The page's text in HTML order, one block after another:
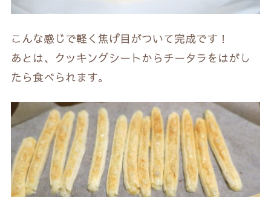
こんな感じで軽く焦げ目がついて完成です！
あとは、クッキングシートからチータラをはがし
たら食べられます。